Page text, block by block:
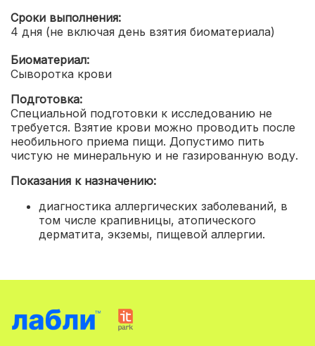
Сроки выполнения:
4 дня (не включая день взятия биоматериала)
Биоматериал:
Сыворотка крови
Подготовка:
Специальной подготовки к исследованию не
требуется. Взятие крови можно проводить после
необильного приема пищи. Допустимо пить
чистую не минеральную и не газированную воду.
Показания к назначению:
диагностика аллергических заболеваний, в
том числе крапивницы, атопического
дерматита, экземы, пищевой аллергии.